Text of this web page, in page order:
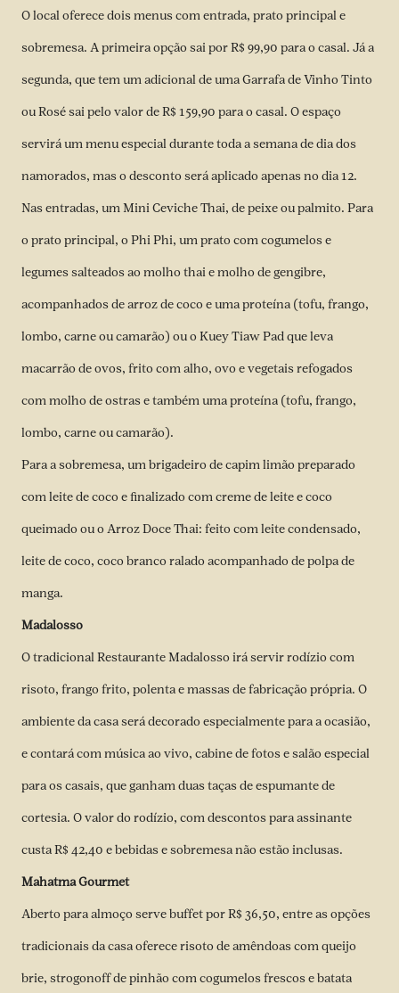
O local oferece dois menus com entrada, prato principal e
sobremesa. A primeira opção sai por R$ 99,90 para o casal. Já a
segunda, que tem um adicional de uma Garrafa de Vinho Tinto
ou Rosé sai pelo valor de R$ 159,90 para o casal. O espaço
servirá um menu especial durante toda a semana de dia dos
namorados, mas o desconto será aplicado apenas no dia 12.
Nas entradas, um Mini Ceviche Thai, de peixe ou palmito. Para
o prato principal, o Phi Phi, um prato com cogumelos e
legumes salteados ao molho thai e molho de gengibre,
acompanhados de arroz de coco e uma proteína (tofu, frango,
lombo, carne ou camarão) ou o Kuey Tiaw Pad que leva
macarrão de ovos, frito com alho, ovo e vegetais refogados
com molho de ostras e também uma proteína (tofu, frango,
lombo, carne ou camarão).
Para a sobremesa, um brigadeiro de capim limão preparado
com leite de coco e finalizado com creme de leite e coco
queimado ou o Arroz Doce Thai: feito com leite condensado,
leite de coco, coco branco ralado acompanhado de polpa de
manga.
Madalosso
O tradicional Restaurante Madalosso irá servir rodízio com
risoto, frango frito, polenta e massas de fabricação própria. O
ambiente da casa será decorado especialmente para a ocasião,
e contará com música ao vivo, cabine de fotos e salão especial
para os casais, que ganham duas taças de espumante de
cortesia. O valor do rodízio, com descontos para assinante
custa R$ 42,40 e bebidas e sobremesa não estão inclusas.
Mahatma Gourmet
Aberto para almoço serve buffet por R$ 36,50, entre as opções
tradicionais da casa oferece risoto de amêndoas com queijo
brie, strogonoff de pinhão com cogumelos frescos e batata